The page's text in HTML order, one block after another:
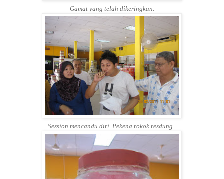
Gamat yang telah dikeringkan.
Session mencandu diri..Pekena rokok resdung..